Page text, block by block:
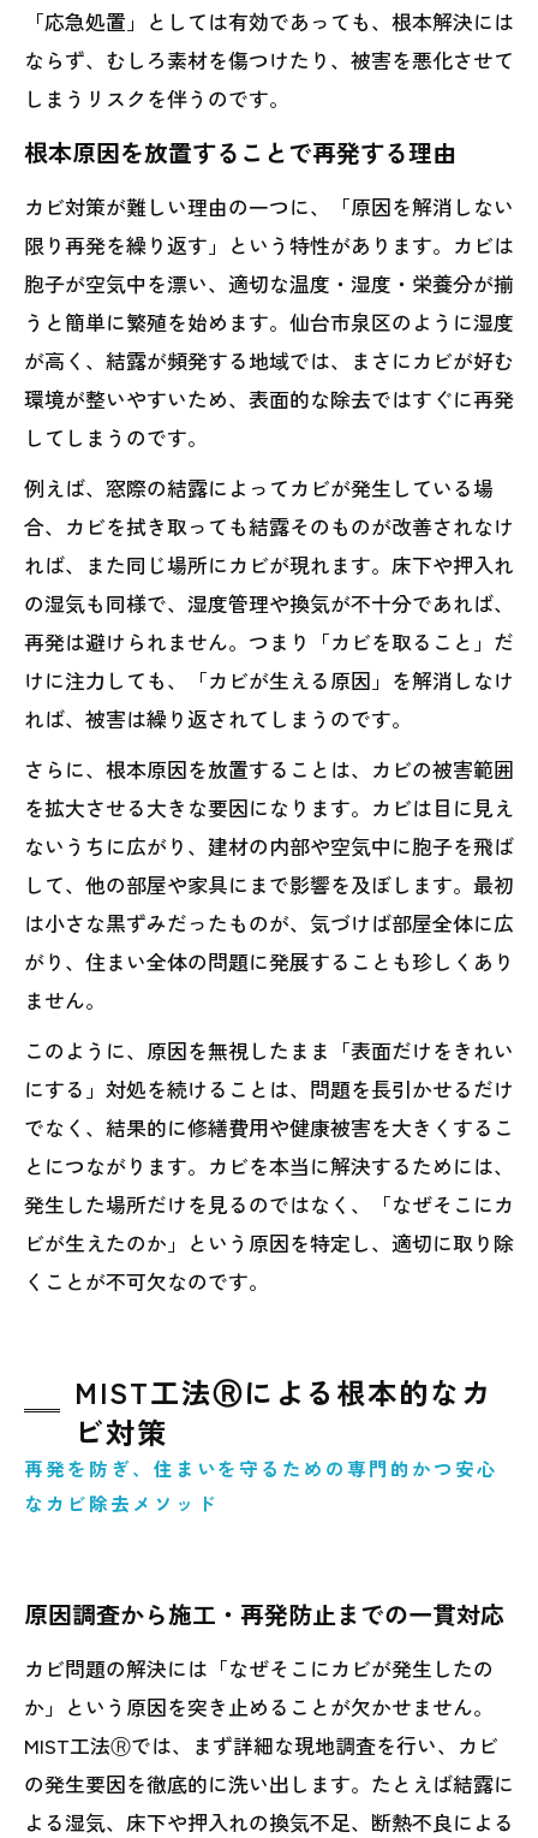
「応急処置」としては有効であっても、根本解決には
ならず、むしろ素材を傷つけたり、被害を悪化させて
しまうリスクを伴うのです。
根本原因を放置することで再発する理由
カビ対策が難しい理由の一つに、「原因を解消しない
限り再発を繰り返す」という特性があります。カビは
胞子が空気中を漂い、適切な温度・湿度・栄養分が揃
うと簡単に繁殖を始めます。仙台市泉区のように湿度
が高く、結露が頻発する地域では、まさにカビが好む
環境が整いやすいため、表面的な除去ではすぐに再発
してしまうのです。
例えば、窓際の結露によってカビが発生している場
合、カビを拭き取っても結露そのものが改善されなけ
れば、また同じ場所にカビが現れます。床下や押入れ
の湿気も同様で、湿度管理や換気が不十分であれば、
再発は避けられません。つまり「カビを取ること」だ
けに注力しても、「カビが生える原因」を解消しなけ
れば、被害は繰り返されてしまうのです。
さらに、根本原因を放置することは、カビの被害範囲
を拡大させる大きな要因になります。カビは目に見え
ないうちに広がり、建材の内部や空気中に胞子を飛ば
して、他の部屋や家具にまで影響を及ぼします。最初
は小さな黒ずみだったものが、気づけば部屋全体に広
がり、住まい全体の問題に発展することも珍しくあり
ません。
このように、原因を無視したまま「表面だけをきれい
にする」対処を続けることは、問題を長引かせるだけ
でなく、結果的に修繕費用や健康被害を大きくするこ
とにつながります。カビを本当に解決するためには、
発生した場所だけを見るのではなく、「なぜそこにカ
ビが生えたのか」という原因を特定し、適切に取り除
くことが不可欠なのです。
MIST工法Ⓡによる根本的なカ
ビ対策
再発を防ぎ、住まいを守るための専門的かつ安心
なカビ除去メソッド
原因調査から施工・再発防止までの一貫対応
カビ問題の解決には「なぜそこにカビが発生したの
か」という原因を突き止めることが欠かせません。
MIST工法Ⓡでは、まず詳細な現地調査を行い、カビ
の発生要因を徹底的に洗い出します。たとえば結露に
よる湿気、床下や押入れの換気不足、断熱不良による